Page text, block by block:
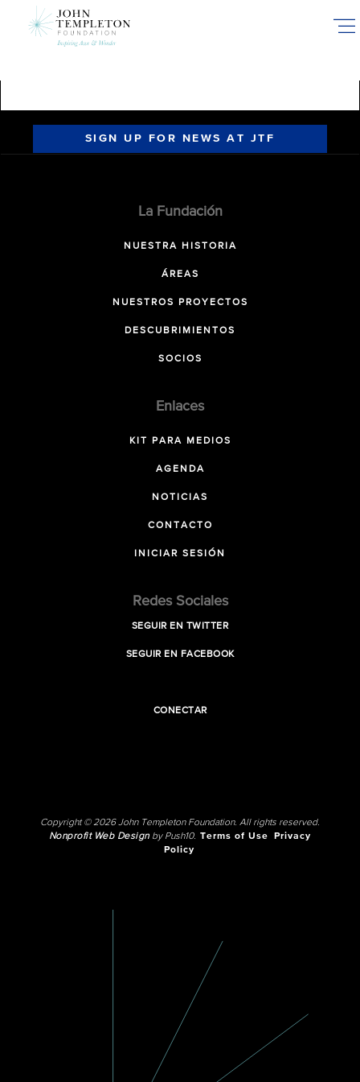
SIGN UP FOR NEWS AT JTF
La Fundación
NUESTRA HISTORIA
ÁREAS
NUESTROS PROYECTOS
DESCUBRIMIENTOS
SOCIOS
Enlaces
KIT PARA MEDIOS
AGENDA
NOTICIAS
CONTACTO
INICIAR SESIÓN
Redes Sociales
SEGUIR EN TWITTER
SEGUIR EN FACEBOOK
CONECTAR
Copyright © 2026 John Templeton Foundation. All rights reserved.
Nonprofit Web Designby Push10. Terms of Use
Privacy
Policy